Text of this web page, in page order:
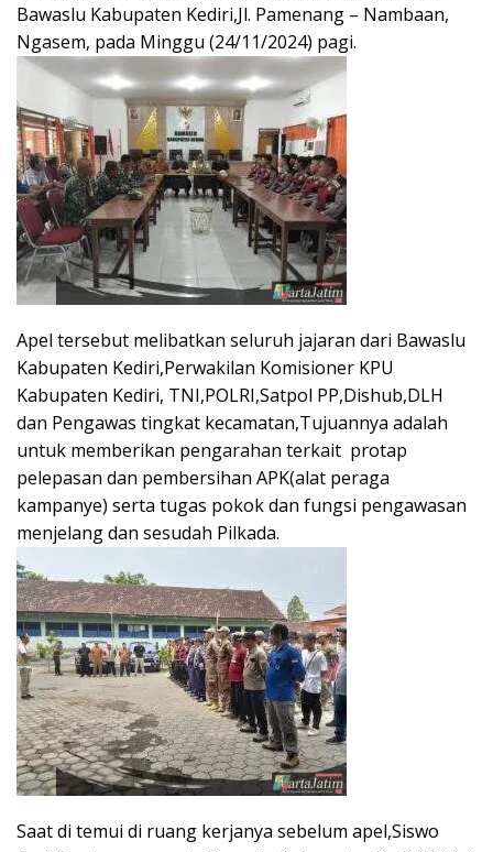
Bawaslu Kabupaten Kediri,Jl. Pamenang – Nambaan,
Ngasem, pada Minggu (24/11/2024) pagi.
Apel tersebut melibatkan seluruh jajaran dari Bawaslu
Kabupaten Kediri,Perwakilan Komisioner KPU
Kabupaten Kediri, TNI,POLRI,Satpol PP,Dishub,DLH
dan Pengawas tingkat kecamatan,Tujuannya adalah
untuk memberikan pengarahan terkait protap
pelepasan dan pembersihan APK(alat peraga
kampanye) serta tugas pokok dan fungsi pengawasan
menjelang dan sesudah Pilkada.
Saat di temui di ruang kerjanya sebelum apel,Siswo